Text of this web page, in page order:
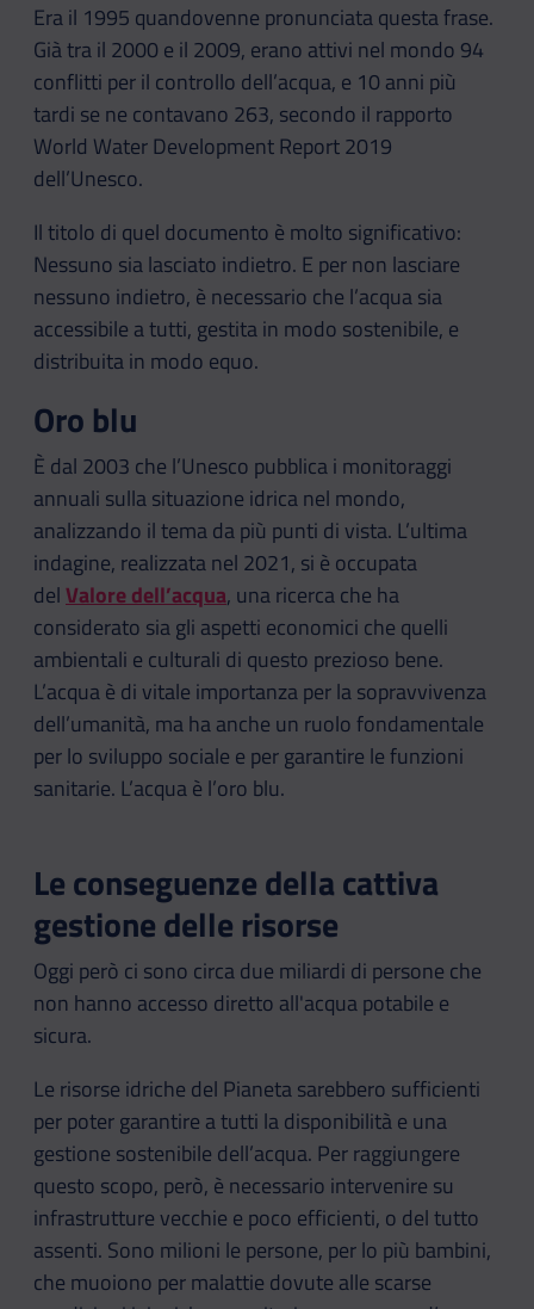
Era il 1995 quandovenne pronunciata questa frase.
Già tra il 2000 e il 2009, erano attivi nel mondo 94
conflitti per il controllo dell’acqua, e 10 anni più
tardi se ne contavano 263, secondo il rapporto
World Water Development Report 2019
dell’Unesco.
Il titolo di quel documento è molto significativo:
Nessuno sia lasciato indietro. E per non lasciare
nessuno indietro, è necessario che l’acqua sia
accessibile a tutti, gestita in modo sostenibile, e
distribuita in modo equo.
Oro blu
È dal 2003 che l’Unesco pubblica i monitoraggi
annuali sulla situazione idrica nel mondo,
analizzando il tema da più punti di vista. L’ultima
indagine, realizzata nel 2021, si è occupata
delValore dell’acqua, una ricerca che ha
considerato sia gli aspetti economici che quelli
ambientali e culturali di questo prezioso bene.
L’acqua è di vitale importanza per la sopravvivenza
dell’umanità, ma ha anche un ruolo fondamentale
per lo sviluppo sociale e per garantire le funzioni
sanitarie. L’acqua è l’oro blu.
Le conseguenze della cattiva
gestione delle risorse
Oggi però ci sono circa due miliardi di persone che
non hanno accesso diretto all'acqua potabile e
sicura.
Le risorse idriche del Pianeta sarebbero sufficienti
per poter garantire a tutti la disponibilità e una
gestione sostenibile dell’acqua. Per raggiungere
questo scopo, però, è necessario intervenire su
infrastrutture vecchie e poco efficienti, o del tutto
assenti. Sono milioni le persone, per lo più bambini,
che muoiono per malattie dovute alle scarse